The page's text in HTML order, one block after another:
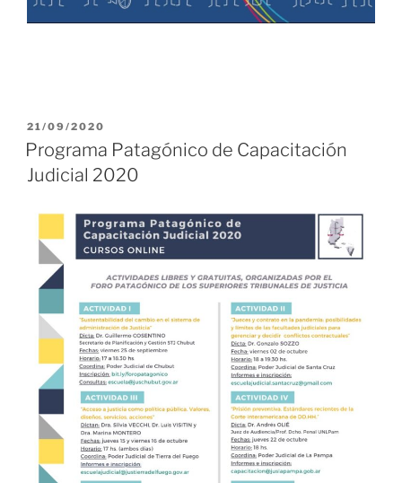
PUBLICADO
EL
21/09/2020
Programa Patagónico de Capacitación
Judicial 2020